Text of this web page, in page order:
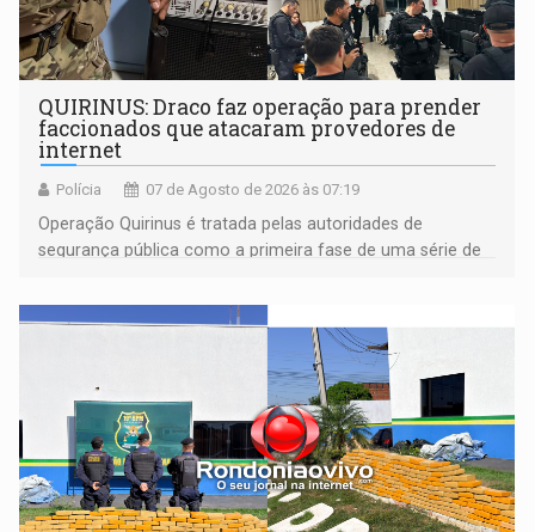
QUIRINUS: Draco faz operação para prender
faccionados que atacaram provedores de
internet
Polícia 07 de Agosto de 2026 às 07:19
Operação Quirinus é tratada pelas autoridades de
segurança pública como a primeira fase de uma série de